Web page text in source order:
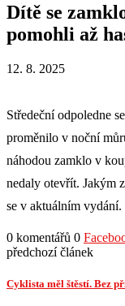
Dítě se
pomohli až
12. 8. 2025
Středeční odpoledne
proměnilo v noční
náhodou zamklo v
nedaly otevřít. Jakým
se v aktuálním vydání.
0 komentářů 0
předchozí článek
Cyklista měl štěstí. Bez